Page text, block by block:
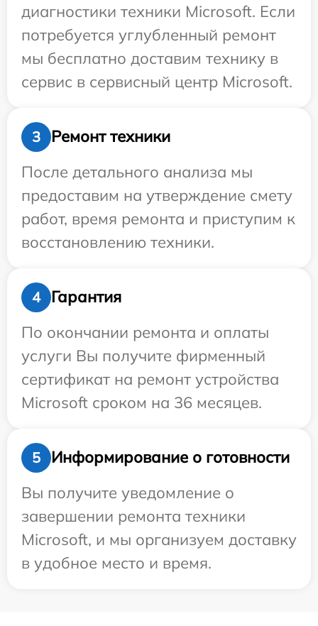
диагностики техники Microsoft. Если
потребуется углубленный ремонт
мы бесплатно доставим технику в
сервис в сервисный центр Microsoft.
3
Ремонт техники
После детального анализа мы
предоставим на утверждение смету
работ, время ремонта и приступим к
восстановлению техники.
4
Гарантия
По окончании ремонта и оплаты
услуги Вы получите фирменный
сертификат на ремонт устройства
Microsoft сроком на 36 месяцев.
5
Информирование о готовности
Вы получите уведомление о
завершении ремонта техники
Microsoft, и мы организуем доставку
в удобное место и время.